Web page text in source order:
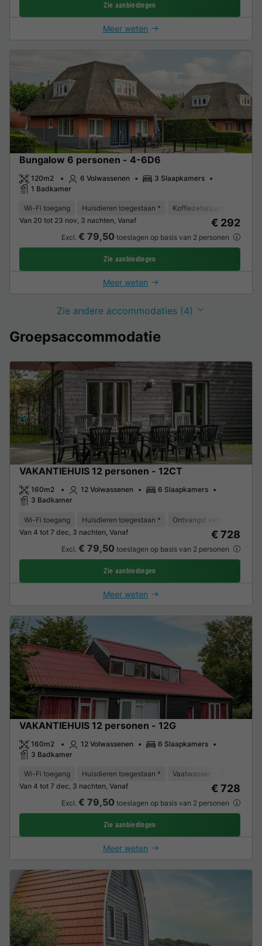
Zie aanbiedingen
Meer weten
Bungalow 6 personen - 4-6D6
120m2 6 Volwassenen
3 Slaapkamers
1 Badkamer
Wi-Fi toegang Huisdieren toegestaan * Koffiezetapparaat
Van 20 tot 23 nov, 3 nachten, Vanaf
€ 292
Excl. € 79,50 toeslagen op basis van 2 personen
Zie aanbiedingen
Meer weten
Zie andere accommodaties (4)
Groepsaccommodatie
VAKANTIEHUIS 12 personen - 12CT
160m2 12 Volwassenen
6 Slaapkamers
3 Badkamer
Wi-Fi toegang Huisdieren toegestaan *
Ontvangst van
Van 4 tot 7 dec, 3 nachten, Vanaf
€ 728
Excl. € 79,50 toeslagen op basis van 2 personen
Zie aanbiedingen
Meer weten
VAKANTIEHUIS 12 personen - 12G
160m2 12 Volwassenen
6 Slaapkamers
3 Badkamer
Wi-Fi toegang Huisdieren toegestaan * Vaatwasser
Van 4 tot 7 dec, 3 nachten, Vanaf
€ 728
Excl. € 79,50 toeslagen op basis van 2 personen
Zie aanbiedingen
Meer weten